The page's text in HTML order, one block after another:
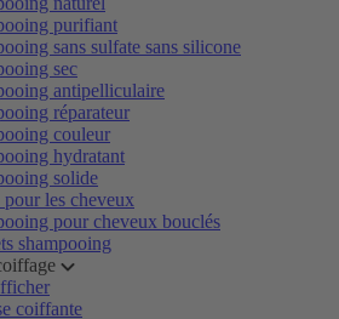
purifiant
sans sulfate sans silicone
sec
antipelliculaire
réparateur
couleur
hydratant
solide
pour les cheveux
pour cheveux bouclés
shampooing
coiffante